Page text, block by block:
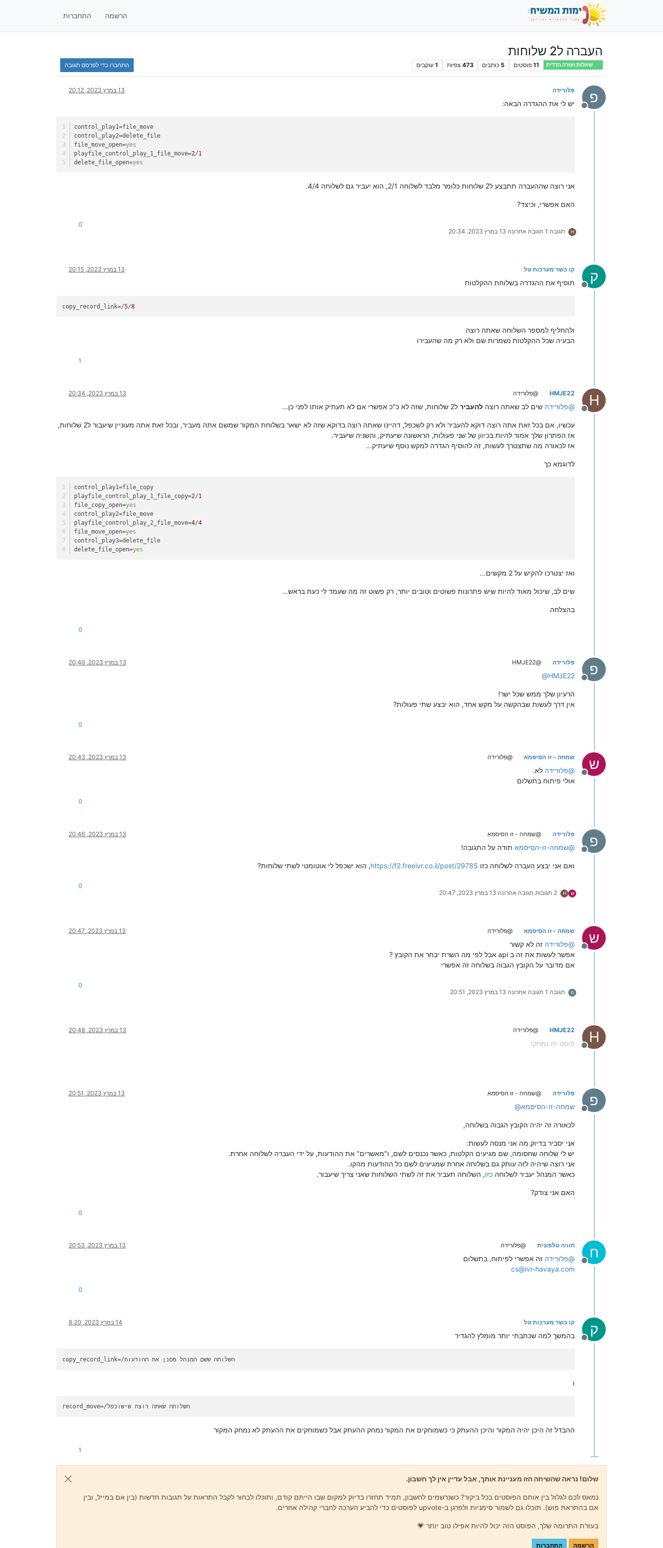
הרשמה התחברות
העברה ל2 שלוחות
שאלות ועזרה הדדית 11 פוסטים 5 כותבים 473 צפיות 1 עוקבים התחברו כדי לפרסם תגובה
פ
מנותק
פלורידה 13 במרץ 2023, 20:12
יש לי את ההגדרה הבאה:
control_play1=file_move
control_play2=delete_file
file_move_open=yes
playfile_control_play_1_file_move=2/1
delete_file_open=yes
אני רוצה שההעברה תתבצע ל2 שלוחות כלומר מלבד לשלוחה 2/1, הוא יעביר גם לשלוחה 4/4.
האם אפשרי, וכיצד?
H תגובה 1 תגובה אחרונה 13 במרץ 2023, 20:34
0
ק
מנותק
קו כשר מערכות טל 13 במרץ 2023, 20:15
תוסיף את ההגדרה בשלוחת ההקלטות
copy_record_link=/5/8
ולהחליף למספר השלוחה שאתה רוצה
הבעיה שכל ההקלטות נשמרות שם ולא רק מה שהעבירו
1
H
מנותק
HMJE22 @פלורידה 13 במרץ 2023, 20:34
@פלורידה שים לב שאתה רוצה להעביר ל2 שלוחות, שזה לא כ"כ אפשרי אם לא תעתיק אותו לפני כן...
עכשיו, אם בכל זאת אתה רוצה דוקא להעביר ולא רק לשכפל, דהיינו שאתה רוצה בדוקא שזה לא ישאר בשלוחת המקור שמשם אתה מעביר, ובכל זאת אתה מעוניין שיעבור ל2 שלוחות,
אז הפתרון שלך אמור להיות בכיוון של שני פעולות, הראשונה שיעתיק, והשניה שיעביר.
אז לכאורה מה שתצטרך לעשות, זה להוסיף הגדרה למקש נוסף שיעתיק...
לדוגמא כך
control_play1=file_copy
playfile_control_play_1_file_copy=2/1
file_copy_open=yes
control_play2=file_move
playfile_control_play_2_file_move=4/4
file_move_open=yes
control_play3=delete_file
delete_file_open=yes
ואז יצטרכו להקיש על 2 מקשים...
שים לב, שיכול מאוד להיות שיש פתרונות פשוטים וטובים יותר, רק פשוט זה מה שעמד לי כעת בראש...
בהצלחה
0
פ
מנותק
פלורידה @HMJE22 13 במרץ 2023, 20:40
@HMJE22
הרעיון שלך ממש שכל ישר!
אין דרך לעשות שבהקשה על מקש אחד, הוא יבצע שתי פעולות?
0
ש
מנותק
שמחה - זו הסיסמא @פלורידה 13 במרץ 2023, 20:43
@פלורידה לא.
אולי פיתוח בתשלום
0
פ
מנותק
פלורידה @שמחה - זו הסיסמא 13 במרץ 2023, 20:46
@שמחה-זו-הסיסמא תודה על התגובה!
ואם אני יבצע העברה לשלוחה כזו https://f2.freeivr.co.il/post/29785, הוא ישכפל לי אוטומטי לשתי שלוחות?
ש H 2 תגובות תגובה אחרונה 13 במרץ 2023, 20:47
0
ש
מנותק
שמחה - זו הסיסמא @פלורידה 13 במרץ 2023, 20:47
@פלורידה זה לא קשור
אפשר לעשות את זה ב api אבל לפי מה השרת יבחר את הקובץ ?
אם מדובר על הקובץ הגבוה בשלוחה זה אפשרי
פ תגובה 1 תגובה אחרונה 13 במרץ 2023, 20:51
0
H
מנותק
HMJE22 @פלורידה 13 במרץ 2023, 20:48
פוסט זה נמחק!
פ
מנותק
פלורידה @שמחה - זו הסיסמא 13 במרץ 2023, 20:51
@שמחה-זו-הסיסמא
לכאורה זה יהיה הקובץ הגבוה בשלוחה,
אני יסביר בדיוק מה אני מנסה לעשות:
יש לי שלוחה שחסומה, שם מגיעים הקלטות, כאשר נכנסים לשם, ו"מאשרים" את ההודעות, על ידי העברה לשלוחה אחרת.
אני רוצה שיהיה לזה עותק גם בשלוחה אחרת שמגיעים לשם כל ההודעות מהקו.
כאשר המנהל יעביר לשלוחה כזו, השלוחה תעביר את זה לשתי השלוחות שאני צריך שיעבור.
האם אני צודק?
0
ח
מנותק
חוויה טלפונית @פלורידה 13 במרץ 2023, 20:53
@פלורידה זה אפשרי לפיתוח, בתשלום
cs@ivr-havaya.com
0
ק
מנותק
קו כשר מערכות טל 14 במרץ 2023, 8:20
בהמשך למה שכתבתי יותר מומלץ להגדיר
copy_record_link =/השלוחה ששם המנהל מסנן את ההודעות
ו
record_move =/השלוחה שאתה רוצה שישוכפל
ההבדל זה היכן יהיה המקור והיכן ההעתק כי כשמוחקים את המקור נמחק ההעתק אבל כשמוחקים את ההעתק לא נמחק המקור
1
שלום! נראה שהשיחה הזו מעניינת אותך, אבל עדיין אין לך חשבון.
נמאס לכם לגלול בין אותם הפוסטים בכל ביקור? כשנרשמים לחשבון, תמיד תחזרו בדיוק למקום שבו הייתם קודם, ותוכלו לבחור לקבל התראות על תגובות חדשות (בין אם במייל, ובין
אם בהתראת פוש). תוכלו גם לשמור סימניות ולפרגן ב-upvote לפוסטים כדי להביע הערכה לחברי קהילה אחרים.
בעזרת התרומה שלך, הפוסט הזה יכול להיות אפילו טוב יותר 💗
הרשמה התחברות